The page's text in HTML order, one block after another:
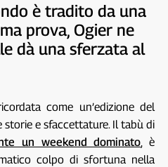
è tradito da una
prova, Ogier ne
dà una sferzata al
come un’edizione del
storie e sfaccettature. Il tabù di
un weekend dominato, è
colpo di sfortuna nella